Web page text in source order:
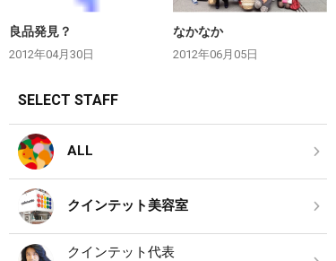
良品発見？
2012年04月30日
なかなか
2012年06月05日
SELECT STAFF
ALL
クインテット美容室
クインテット代表